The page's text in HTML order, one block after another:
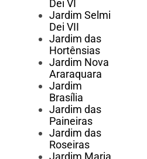
Dei VI
Jardim Selmi
Dei VII
Jardim das
Hortênsias
Jardim Nova
Araraquara
Jardim
Brasília
Jardim das
Paineiras
Jardim das
Roseiras